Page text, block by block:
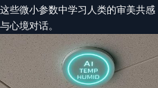
这些微小参数中学习人类的审美共
与心境对话。